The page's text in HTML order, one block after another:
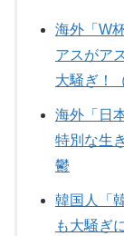
海外「W
アスがア
大騒ぎ！
海外「日
特別な生
鬱
韓国人「
も大騒ぎ